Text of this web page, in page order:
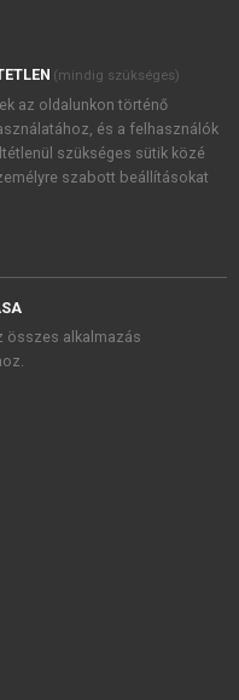
Zrt. újdonságairól,
tudomásul
, valamint a szotar.netés a
foglaltakat
(mindig szükséges)
az oldalunkon történő
és a felhasználók
szükséges sütik közé
szabott beállításokat
összes alkalmazás